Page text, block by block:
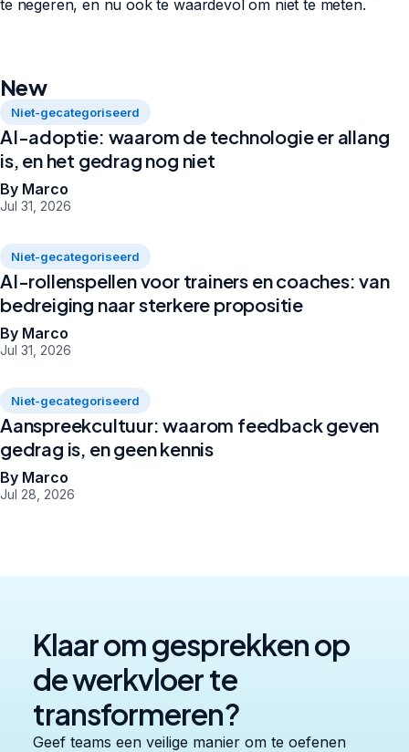
te negeren, en nu ook te waardevol om niet te meten.
New
Niet-gecategoriseerd
AI-adoptie: waarom de technologie er allang
is, en het gedrag nog niet
By Marco
Jul 31, 2026
Niet-gecategoriseerd
AI-rollenspellen voor trainers en coaches: van
bedreiging naar sterkere propositie
By Marco
Jul 31, 2026
Niet-gecategoriseerd
Aanspreekcultuur: waarom feedback geven
gedrag is, en geen kennis
By Marco
Jul 28, 2026
Klaar om gesprekken op
de werkvloer te
transformeren?
Geef teams een veilige manier om te oefenen